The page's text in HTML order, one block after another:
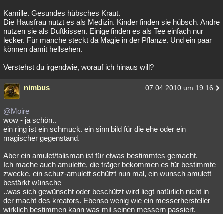
Kamille. Gesundes hübsches Kraut.
Die Hausfrau nutzt es als Medizin. Kinder finden sie hübsch. Andre
nutzen sie als Duftkissen. Einige finden es als Tee einfach nur
lecker. Für manche steckt da Magie in der Pflanze. Und ein paar
können damit hellsehen.
Verstehst du irgendwie, worauf ich hinaus will?
nimbus 07.04.2010 um 19:16
@Moire
wow - ja schön..
ein ring ist ein schmuck. ein sinn bild für die ehe oder ein
magischer gegenstand.
Aber ein amulet/talisman ist für etwas bestimmtes gemacht.
Ich mache auch amulette, die träger bekommen es für bestimmte
zwecke, ein schuz-amulett schützt nun mal, ein wunsch amulett
bestärkt wünsche
..was sich gewünscht oder beschützt wird liegt natürlich nicht in
der macht des kreators. Ebenso wenig wie ein messerhersteller
wirklich bestimmen kann was mit seinen messern passiert.